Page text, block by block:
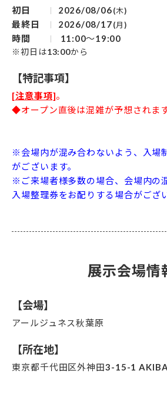
初日 2026/08/06(木)
最終日 2026/08/17(月)
時間 11:00～19:00
※初日は13:00から
【特記事項】
[注意事項]。
◆オープン直後は混雑が予想されます
※会場内が混み合わないよう、入場
がございます。
※ご来場者様多数の場合、会場内の
入場整理券をお配りする場合がござ
展示会場情
【会場】
アールジュネス秋葉原
【所在地】
東京都千代田区外神田3-15-1